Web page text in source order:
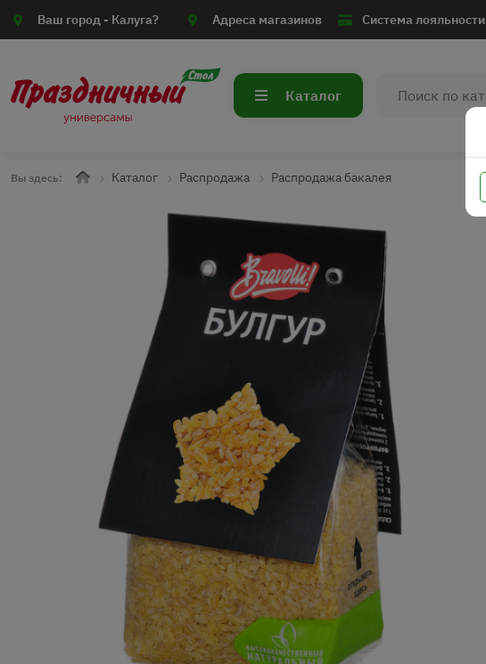
Ваш город - Калуга? Адреса магазинов Система лояльности
Каталог
Вы здесь: Каталог Распродажа Распродажа бакалея